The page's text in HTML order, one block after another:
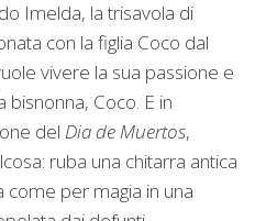
Imelda, la trisavola di
con la figlia Coco dal
vivere la sua passione e
bisnonna, Coco. E in
del Dia de Muertos,
ruba una chitarra antica
come per magia in una